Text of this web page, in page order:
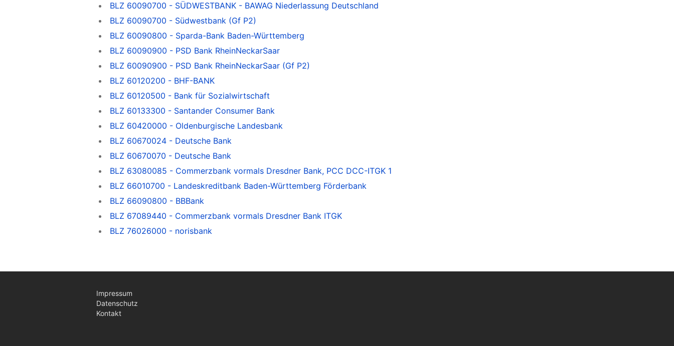
BLZ 60090700 - SÜDWESTBANK - BAWAG Niederlassung Deutschland
BLZ 60090700 - Südwestbank (Gf P2)
BLZ 60090800 - Sparda-Bank Baden-Württemberg
BLZ 60090900 - PSD Bank RheinNeckarSaar
BLZ 60090900 - PSD Bank RheinNeckarSaar (Gf P2)
BLZ 60120200 - BHF-BANK
BLZ 60120500 - Bank für Sozialwirtschaft
BLZ 60133300 - Santander Consumer Bank
BLZ 60420000 - Oldenburgische Landesbank
BLZ 60670024 - Deutsche Bank
BLZ 60670070 - Deutsche Bank
BLZ 63080085 - Commerzbank vormals Dresdner Bank, PCC DCC-ITGK 1
BLZ 66010700 - Landeskreditbank Baden-Württemberg Förderbank
BLZ 66090800 - BBBank
BLZ 67089440 - Commerzbank vormals Dresdner Bank ITGK
BLZ 76026000 - norisbank
Impressum
Datenschutz
Kontakt